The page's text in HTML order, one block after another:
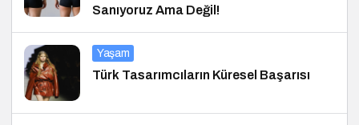
Sanıyoruz Ama Değil!
Yaşam
Türk Tasarımcıların Küresel Başarısı